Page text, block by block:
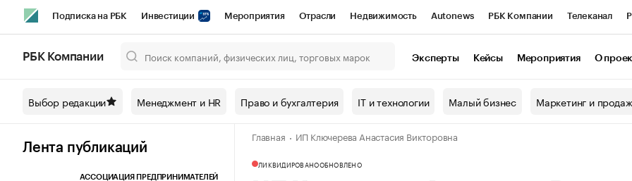
Подписка на РБК Инвестиции Мероприятия Отрасли Недвижимость Autonews РБК Компании Телеканал
Спецпроекты СПб Конференции СПб Спецпроекты Проверка контрагентов
Технологии и медиа Рынок наличной валюты
РБК Компании Эксперты Кейсы Мероприятия О
Выбор редакции Менеджмент и HR Право и бухгалтерия IT и технологии Малый бизнес Маркетинг и
Лента публикаций
АССОЦИАЦИЯ ПРЕДПРИНИМАТЕЛЕЙ
Главная ИП Ключерева Анастасия Викторовна
ЛИКВИДИРОВАНООБНОВЛЕНО